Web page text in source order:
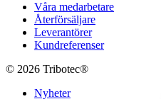
Våra medarbetare
Återförsäljare
Leverantörer
Kundreferenser
© 2026 Tribotec®
Nyheter